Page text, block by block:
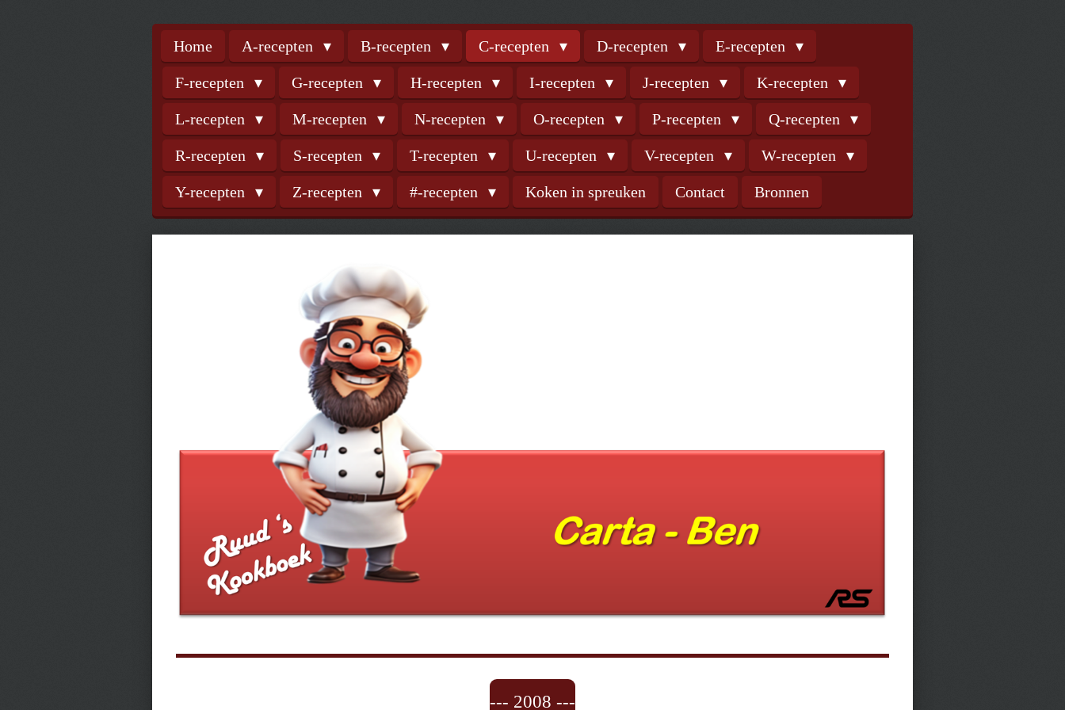
Home A-recepten B-recepten C-recepten D-recepten E-recepten
F-recepten G-recepten H-recepten I-recepten J-recepten K-recepten
L-recepten M-recepten N-recepten O-recepten P-recepten Q-recepten
R-recepten S-recepten T-recepten U-recepten V-recepten W-recepten
Y-recepten Z-recepten #-recepten Koken in spreuken Contact Bronnen
--- 2008 ---